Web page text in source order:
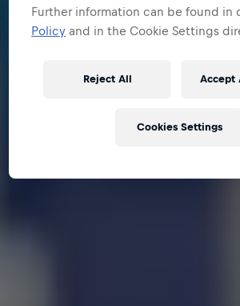
Further information can be found in
Policy and in the Cookie Settings
Reject All Accept
Cookies Settings